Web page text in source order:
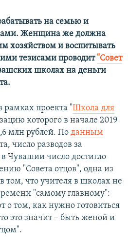
на семью и
Женщина же должна
хозяйством и воспитывать
тезисами проводит "Совет
школах на деньги
рамках проекта "Школа для
которого в начале 2019
млн рублей. По данным
число разводов за
в Чувашии число достигло
"Совета отцов", одна из
том, что учителя в школах не
"самому главному":
о том, как нужно готовиться
это значит – быть женой и